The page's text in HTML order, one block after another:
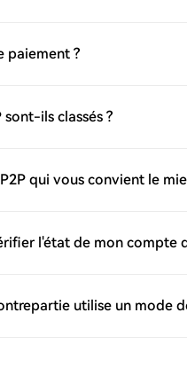
paiement ?
ils classés ?
qui vous convient le
l'état de mon compte
utilise un mode